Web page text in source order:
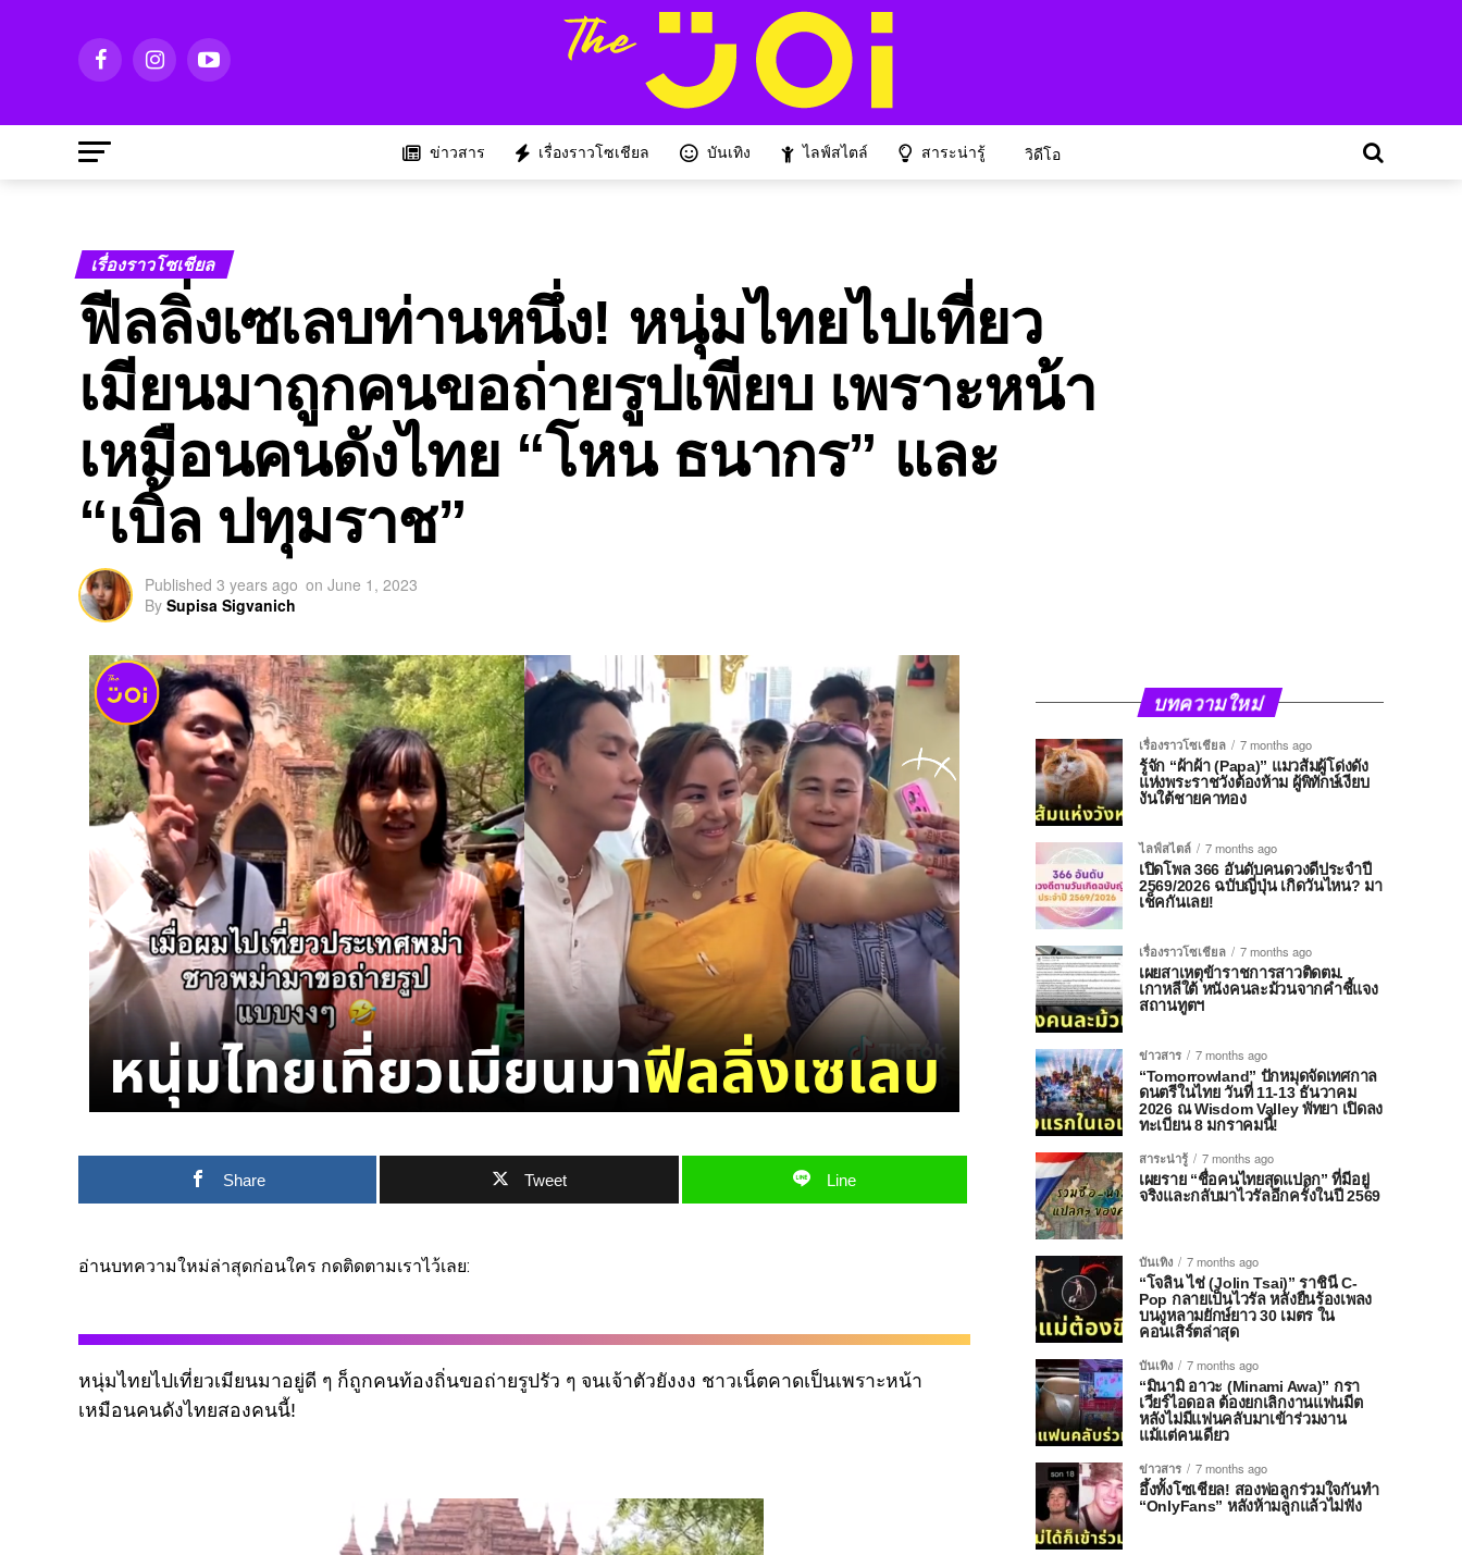
ข่าวสาร เรื่องราวโซเชียล บันเทิง ไลฟ์สไตล์ สาระน่ารู้ วิดีโอ
เรื่องราวโซเชียล
ฟีลลิ่งเซเลบท่านหนึ่ง! หนุ่มไทยไปเที่ยว
เมียนมาถูกคนขอถ่ายรูปเพียบ เพราะหน้า
เหมือนคนดังไทย “โหน ธนากร” และ
“เบิ้ล ปทุมราช”
Published 3 years ago on June 1, 2023
By Supisa Sigvanich
Share Tweet Line
อ่านบทความใหม่ล่าสุดก่อนใคร กดติดตามเราไว้เลย:
หนุ่มไทยไปเที่ยวเมียนมาอยู่ดี ๆ ก็ถูกคนท้องถิ่นขอถ่ายรูปรัว ๆ จนเจ้าตัวยังงง ชาวเน็ตคาดเป็นเพราะหน้า
เหมือนคนดังไทยสองคนนี้!
บทความใหม่
เรื่องราวโซเชียล
7 months ago
รู้จัก “ผ้าผ้า (Papa)” แมวส้มผู้โด่งดัง
แห่งพระราชวังต้องห้าม ผู้พิทักษ์เงียบ
งันใต้ชายคาทอง
ไลฟ์สไตล์
7 months ago
เปิดโพล 366 อันดับคนดวงดีประจำปี
2569/2026 ฉบับญี่ปุ่น เกิดวันไหน? มา
เช็คกันเลย!
เรื่องราวโซเชียล
7 months ago
เผยสาเหตุข้าราชการสาวติดตม.
เกาหลีใต้ หนังคนละม้วนจากคำชี้แจง
สถานทูตฯ
ข่าวสาร
7 months ago
“Tomorrowland” ปักหมุดจัดเทศกาล
ดนตรีในไทย วันที่ 11-13 ธันวาคม
2026 ณ Wisdom Valley พัทยา เปิดลง
ทะเบียน 8 มกราคมนี้!
สาระน่ารู้
7 months ago
เผยราย “ชื่อคนไทยสุดแปลก” ที่มีอยู่
จริงและกลับมาไวรัลอีกครั้งในปี 2569
บันเทิง
7 months ago
“โจลิน ไช่ (Jolin Tsai)” ราชินี C-
Pop กลายเป็นไวรัล หลังยืนร้องเพลง
บนงูหลามยักษ์ยาว 30 เมตร ใน
คอนเสิร์ตล่าสุด
บันเทิง
7 months ago
“มินามิ อาวะ (Minami Awa)” กรา
เวียร์ไอดอล ต้องยกเลิกงานแฟนมีต
หลังไม่มีแฟนคลับมาเข้าร่วมงาน
แม้แต่คนเดียว
ข่าวสาร
7 months ago
อึ้งทั้งโซเชียล! สองพ่อลูกร่วมใจกันทำ
“OnlyFans” หลังห้ามลูกแล้วไม่ฟัง